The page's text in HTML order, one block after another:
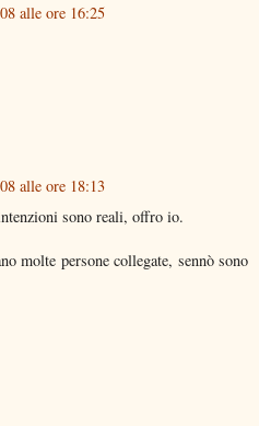
alle ore 16:25
alle ore 18:13
sono reali, offro io.
molte persone collegate, sennò sono